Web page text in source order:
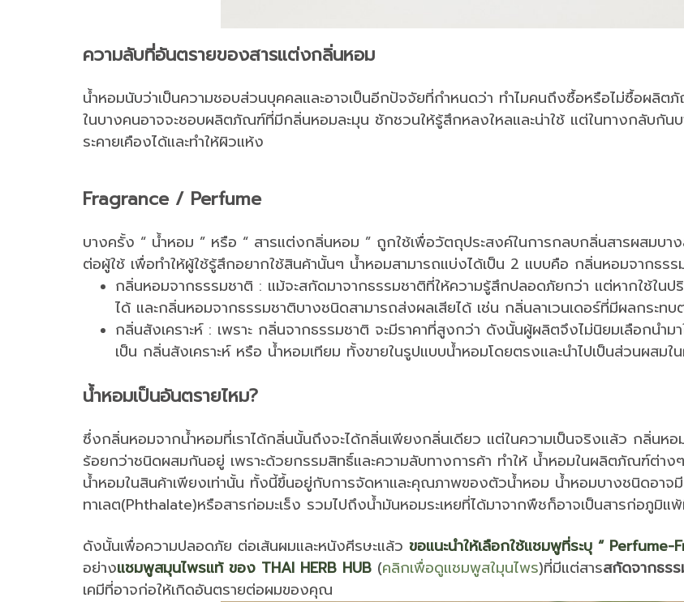
ความลับที่อันตรายของสารแต่งกลิ่นหอม
น้ำหอมนับว่าเป็นความชอบส่วนบุคคลและอาจเป็นอีกปัจจัยที่กำหนดว่า ทำไมคนถึงซื้อหรือไม่ซื้อผลิต
ในบางคนอาจจะชอบผลิตภัณฑ์ที่มีกลิ่นหอมละมุน ชักชวนให้รู้สึกหลงใหลและน่าใช้ แต่ในทางกลับกัน
ระคายเคืองได้และทำให้ผิวแห้ง
Fragrance / Perfume
บางครั้ง “ น้ำหอม ” หรือ “ สารแต่งกลิ่นหอม ” ถูกใช้เพื่อวัตถุประสงค์ในการกลบกลิ่นสารผสมบ
ต่อผู้ใช้ เพื่อทำให้ผู้ใช้รู้สึกอยากใช้สินค้านั้นๆ น้ำหอมสามารถแบ่งได้เป็น 2 แบบคือ กลิ่นหอมจากธรร
กลิ่นหอมจากธรรมชาติ : แม้จะสกัดมาจากธรรมชาติที่ให้ความรู้สึกปลอดภัยกว่า แต่หากใช้ในป
ได้ และกลิ่นหอมจากธรรมชาติบางชนิดสามารถส่งผลเสียได้ เช่น กลิ่นลาเวนเดอร์ที่มีผลกระทบ
กลิ่นสังเคราะห์ : เพราะ กลิ่นจากธรรมชาติ จะมีราคาที่สูงกว่า ดังนั้นผู้ผลิตจึงไม่นิยมเลือกนำม
เป็น กลิ่นสังเคราะห์ หรือ น้ำหอมเทียม ทั้งขายในรูปแบบน้ำหอมโดยตรงและนำไปเป็นส่วนผสม
น้ำหอมเป็นอันตรายไหม?
ซึ่งกลิ่นหอมจากน้ำหอมที่เราได้กลิ่นนั้นถึงจะได้กลิ่นเพียงกลิ่นเดียว แต่ในความเป็นจริงแล้ว กลิ่นหอ
ร้อยกว่าชนิดผสมกันอยู่ เพราะด้วยกรรมสิทธิ์และความลับทางการค้า ทำให้ น้ำหอมในผลิตภัณฑ์ต่าง
น้ำหอมในสินค้าเพียงเท่านั้น ทั้งนี้ขึ้นอยู่กับการจัดหาและคุณภาพของตัวน้ำหอม น้ำหอมบางชนิดอาจ
ทาเลต(Phthalate)หรือสารก่อมะเร็ง รวมไปถึงน้ำมันหอมระเหยที่ได้มาจากพืชก็อาจเป็นสารก่อภูมิ
ดังนั้นเพื่อความปลอดภัย ต่อเส้นผมและหนังศีรษะแล้ว ขอแนะนำให้เลือกใช้แชมพูที่ระบุ “ Perfume-
อย่างแชมพูสมุนไพรแท้ ของ THAI HERB HUB (คลิกเพื่อดูแชมพูสใมุนไพร)ที่มีแต่สารสกัดจากธร
เคมีที่อาจก่อให้เกิดอันตรายต่อผมของคุณ